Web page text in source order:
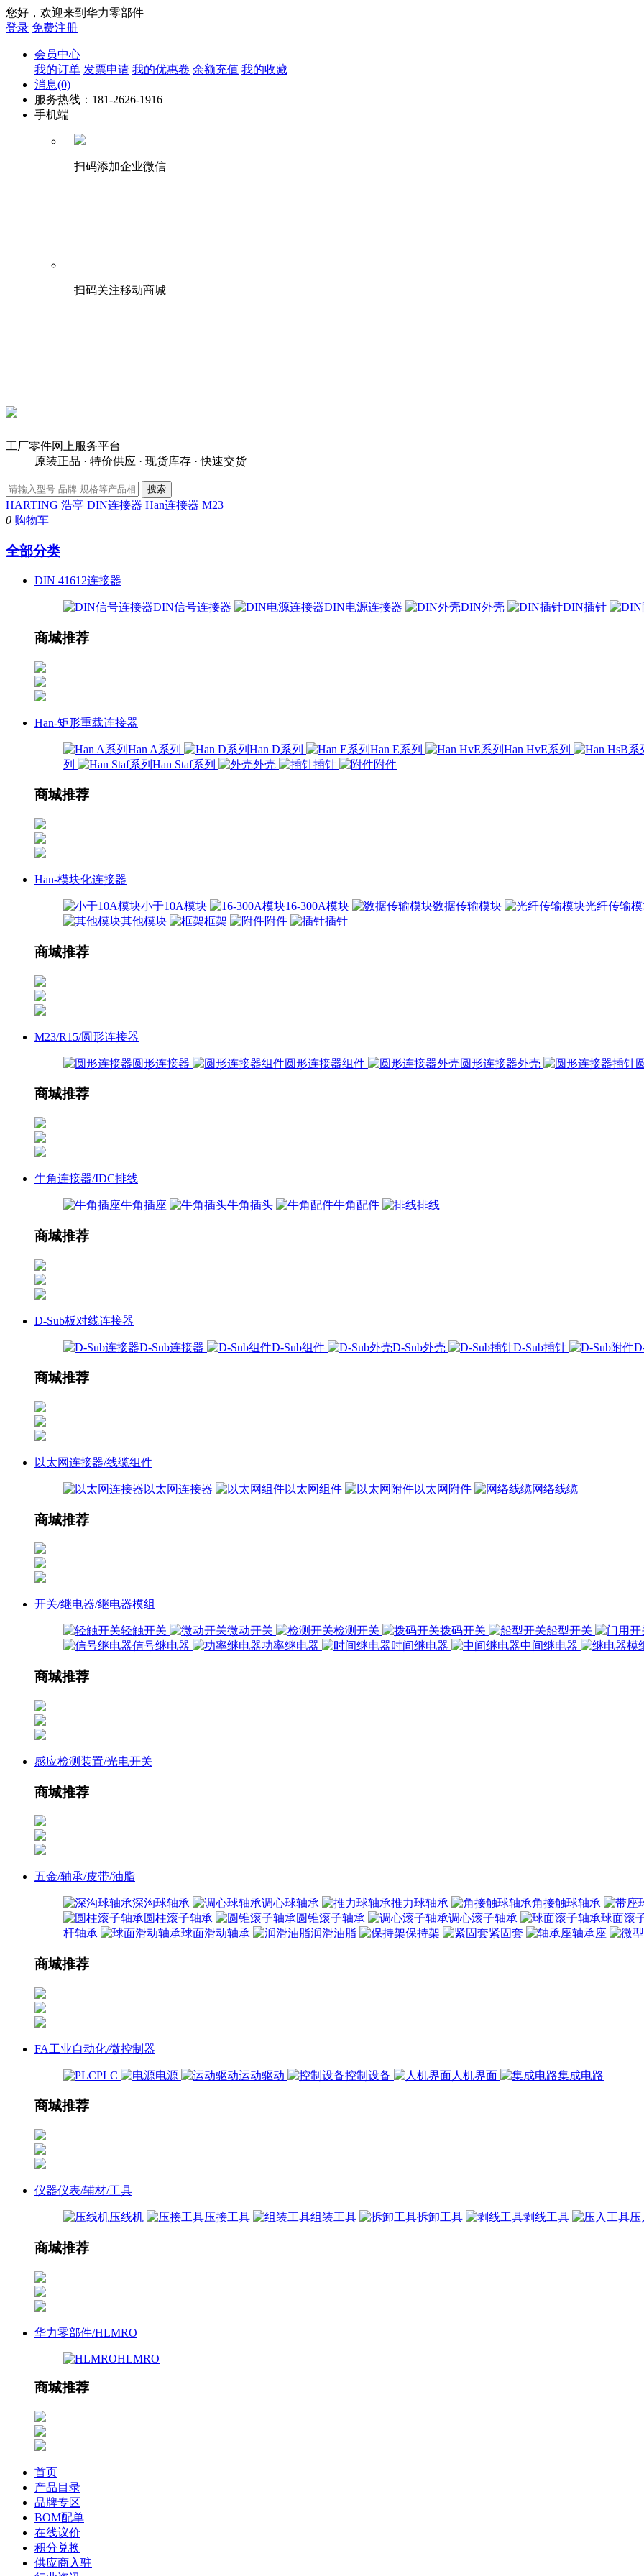
您好，欢迎来到华力零部件
登录 免费注册
会员中心
我的订单 发票申请 我的优惠卷 余额充值 我的收藏
消息(0)
服务热线：181-2626-1916
手机端
扫码添加企业微信
扫码关注移动商城
工厂零件网上服务平台
原装正品 · 特价供应 · 现货库存 · 快速交货
HARTING 浩亭 DIN连接器 Han连接器 M23
0 购物车
全部分类
DIN 41612连接器
DIN信号连接器 DIN电源连接器 DIN外壳 DIN插针
商城推荐
Han-矩形重载连接器
Han A系列 Han D系列 Han E系列 Han HvE系列
列
Han Staf系列 外壳 插针 附件
商城推荐
Han-模块化连接器
小于10A模块 16-300A模块 数据传输模块 光纤传输
其他模块
框架 附件 插针
商城推荐
M23/R15/圆形连接器
圆形连接器 圆形连接器组件 圆形连接器外壳
商城推荐
牛角连接器/IDC排线
牛角插座 牛角插头 牛角配件 排线
商城推荐
D-Sub板对线连接器
D-Sub连接器 D-Sub组件 D-Sub外壳 D-Sub插针
商城推荐
以太网连接器/线缆组件
以太网连接器 以太网组件 以太网附件 网络线缆
商城推荐
开关/继电器/继电器模组
轻触开关 微动开关 检测开关 拨码开关 船型开关
信号继电器
功率继电器 时间继电器 中间继电器
商城推荐
感应检测装置/光电开关
商城推荐
五金/轴承/皮带/油脂
深沟球轴承 调心球轴承 推力球轴承 角接触球轴承
圆柱滚子轴承
圆锥滚子轴承 调心滚子轴承 球面滚
杆轴承
球面滑动轴承 润滑油脂 保持架 紧固套 轴承座
商城推荐
FA工业自动化/微控制器
PLC 电源 运动驱动 控制设备 人机界面 集成电路
商城推荐
仪器仪表/辅材/工具
压线机 压接工具 组装工具 拆卸工具 剥线工具 压
商城推荐
华力零部件/HLMRO
HLMRO
商城推荐
首页
产品目录
品牌专区
BOM配单
在线议价
积分兑换
供应商入驻